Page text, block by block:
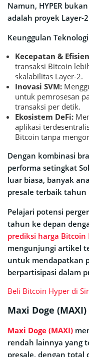
Namun, HYPER
adalah proyek Layer-
Keunggulan
Kecepatan &
transaksi Bitcoin
skalabilitas Layer-2.
Inovasi SVM:
untuk pemrosesan
transaksi per detik.
Ekosistem DeFi:
aplikasi
Bitcoin tanpa
Dengan kombinasi
performa setingkat
luar biasa, banyak
presale terbaik tahun
Pelajari potensi
tahun ke depan
prediksi harga Bitcoin
mengunjungi artikel
untuk mendapatkan
berpartisipasi dalam
Beli Bitcoin Hyper di
Maxi Doge (MAXI)
Maxi Doge (MAXI)
rendah lainnya yang
presale, dengan